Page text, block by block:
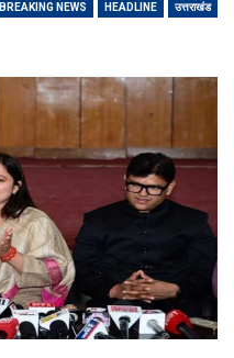
BREAKING NEWS HEADLINE उत्तराखंड